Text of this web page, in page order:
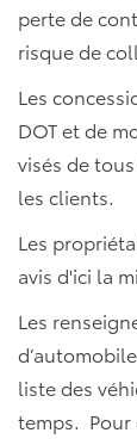
perte de
risque de
Les
DOT et de
visés de
les clients.
Les
avis d'ici la
Les
liste des
temps. Pour